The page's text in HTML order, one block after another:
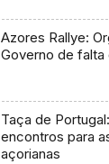
Azores Rallye:
Governo de falta
Taça de
encontros para
açorianas